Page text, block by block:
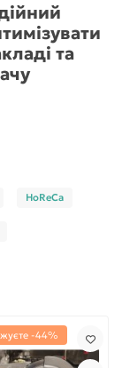
та
HoReCa
-44%